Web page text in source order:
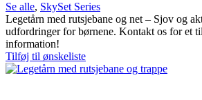
Se alle, SkySet Series
Legetårn med rutsjebane og net – Sjov og
udfordringer for børnene. Kontakt os for et
information!
Tilføj til ønskeliste